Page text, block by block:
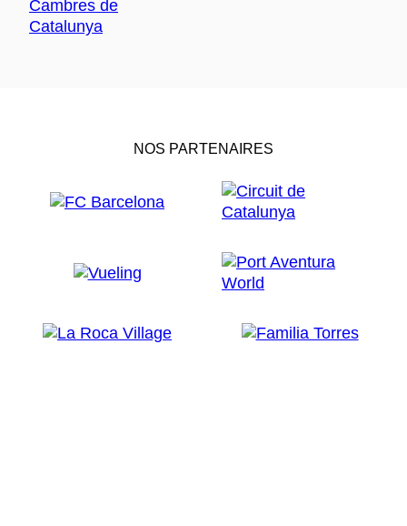
NOS PARTENAIRES